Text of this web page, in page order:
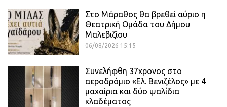
Στο Μάραθος θα βρεθεί αύριο η
Θεατρική Ομάδα του Δήμου
Μαλεβιζίου
06/08/2026 15:15
Συνελήφθη 37χρονος στο
αεροδρόμιο «Ελ. Βενιζέλος» με 4
μαχαίρια και δύο ψαλίδια
κλαδέματος